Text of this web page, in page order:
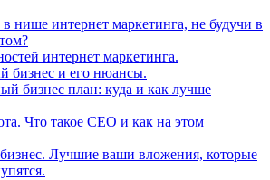
в нише интернет маркетинга, не будучи в
интернет маркетинга.
бизнес и его нюансы.
бизнес план: куда и как лучше
Что такое СЕО и как на этом
Лучшие ваши вложения, которые